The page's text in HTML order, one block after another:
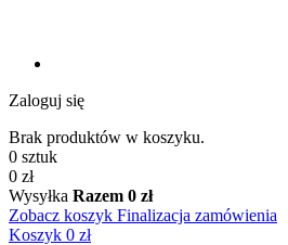
Zaloguj się
Brak produktów w koszyku.
0 sztuk
0 zł
Wysyłka Razem 0 zł
Zobacz koszyk Finalizacja zamówienia
Koszyk 0 zł